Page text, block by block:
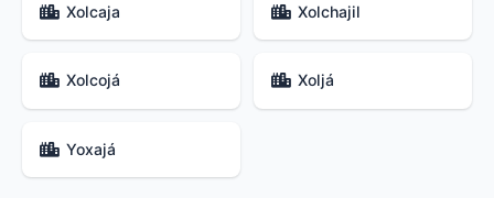
Xolcaja Xolchajil
Xolcojá Xoljá
Yoxajá